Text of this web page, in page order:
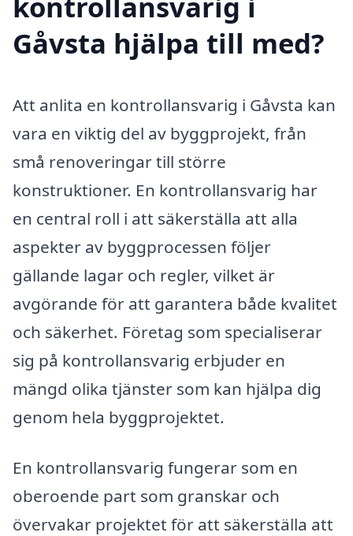
Gåvsta hjälpa till med?
Att anlita en kontrollansvarig i Gåvsta kan
vara en viktig del av byggprojekt, från
små renoveringar till större
konstruktioner. En kontrollansvarig har
en central roll i att säkerställa att alla
aspekter av byggprocessen följer
gällande lagar och regler, vilket är
avgörande för att garantera både kvalitet
och säkerhet. Företag som specialiserar
sig på kontrollansvarig erbjuder en
mängd olika tjänster som kan hjälpa dig
genom hela byggprojektet.
En kontrollansvarig fungerar som en
oberoende part som granskar och
övervakar projektet för att säkerställa att